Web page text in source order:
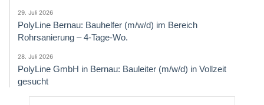
29. Juli 2026
PolyLine Bernau: Bauhelfer (m/w/d) im Bereich
Rohrsanierung – 4-Tage-Wo.
28. Juli 2026
PolyLine GmbH in Bernau: Bauleiter (m/w/d) in Vollzeit
gesucht